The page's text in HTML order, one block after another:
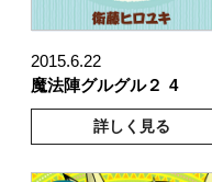
2015.6.22
魔法陣グルグル２ 4
詳しく見る